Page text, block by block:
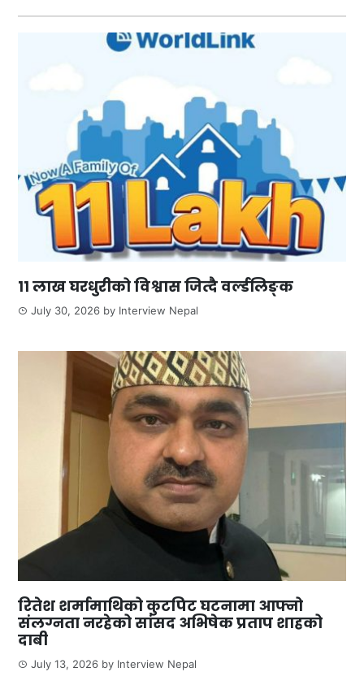
११ लाख घरधुरीको विश्वास जित्दै वर्ल्डलिङ्क
July 30, 2026 by Interview Nepal
रितेश शर्मामाथिको कुटपिट घटनामा आफ्नो
संलग्नता नरहेको सांसद अभिषेक प्रताप शाहको
दाबी
July 13, 2026 by Interview Nepal